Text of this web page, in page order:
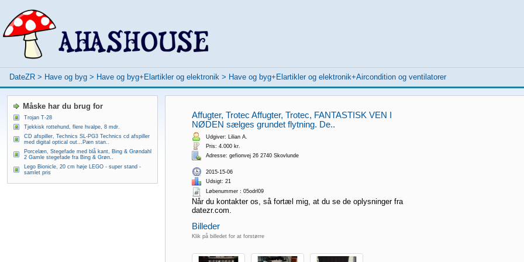
DateZR > Have og byg > Have og byg+Elartikler og elektronik > Have og byg+Elartikler og elektronik+Aircondition og ventilatorer
Affugter, Trotec Affugter, Trotec, FANTASTISK VEN I
NØDEN sælges grundet flytning. De..
Udgiver: Lilian A.
Pris: 4.000 kr.
Adresse: gefionvej 26 2740 Skovlunde
2015-15-06
Udsigt: 21
Løbenummer：05odrl09
Når du kontakter os, så fortæl mig, at du se de oplysninger fra
datezr.com.
Billeder
Klik på billedet for at forstørre
Måske har du brug for
Trojan T-28
Tjekkisk rottehund, flere hvalpe, 8 mdr.
CD afspiller, Technics SL-PG3 Technics cd afspiller
med digital optical out...Pæn stan..
Porcelæn, Stegefade med blå kant, Bing & Grøndahl
2 Gamle stegefade fra Bing & Grøn..
Lego Bionicle, 20 cm høje LEGO - super stand -
samlet pris